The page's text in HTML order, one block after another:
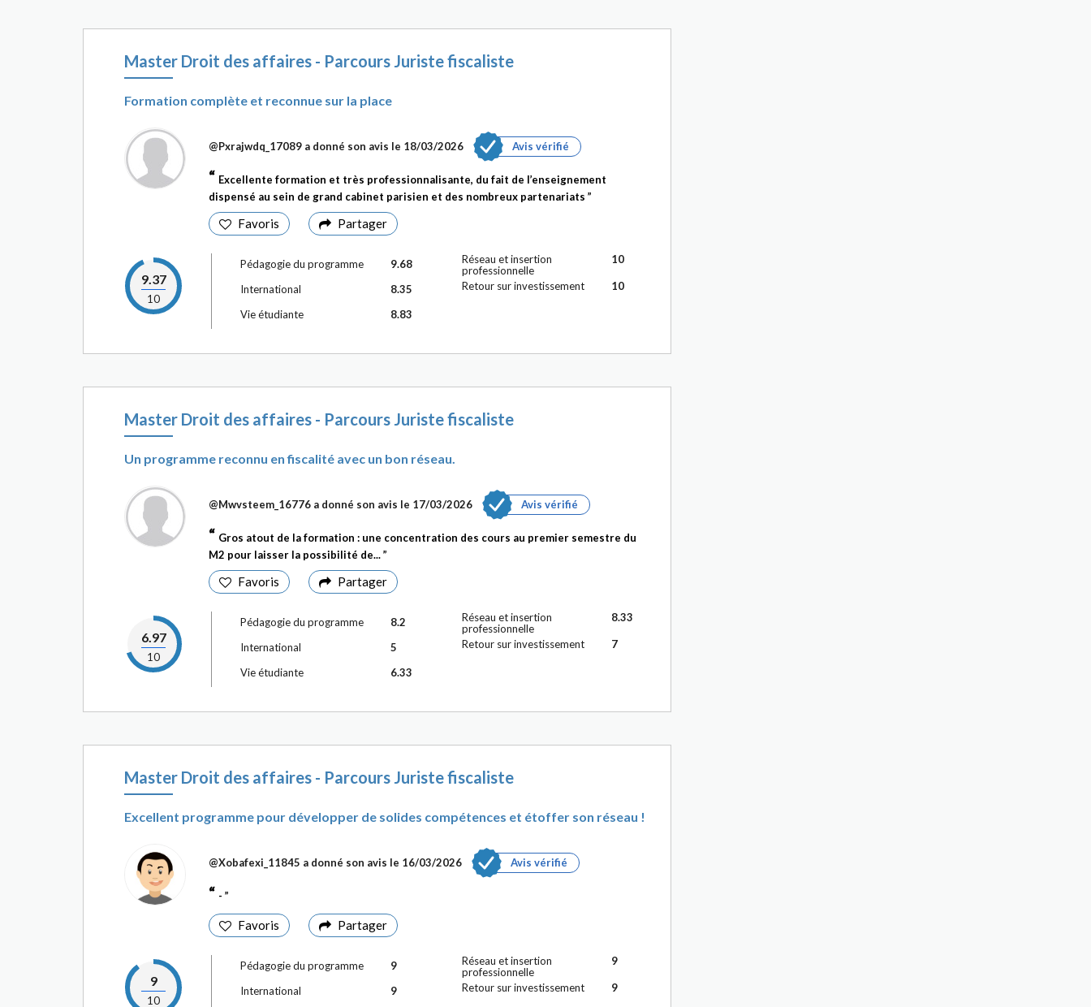
Master Droit des affaires - Parcours Juriste fiscaliste
Formation complète et reconnue sur la place
@Pxrajwdq_17089 a donné son avis le 18/03/2026 Avis vérifié
Excellente formation et très professionnalisante, du fait de l’enseignement
dispensé au sein de grand cabinet parisien et des nombreux partenariats
Favoris Partager
9.37
10
Pédagogie du programme
9.68
International
8.35
Vie étudiante
8.83
Réseau et insertion
professionnelle
10
Retour sur investissement 10
Master Droit des affaires - Parcours Juriste fiscaliste
Un programme reconnu en fiscalité avec un bon réseau.
@Mwvsteem_16776 a donné son avis le 17/03/2026 Avis vérifié
Gros atout de la formation : une concentration des cours au premier semestre du
M2 pour laisser la possibilité de...
Favoris Partager
6.97
10
Pédagogie du programme
8.2
International
5
Vie étudiante
6.33
Réseau et insertion
professionnelle
8.33
Retour sur investissement 7
Master Droit des affaires - Parcours Juriste fiscaliste
Excellent programme pour développer de solides compétences et étoffer son réseau !
@Xobafexi_11845 a donné son avis le 16/03/2026 Avis vérifié
-
Favoris Partager
9
10
Pédagogie du programme
9
International
9
Réseau et insertion
professionnelle
9
Retour sur investissement 9